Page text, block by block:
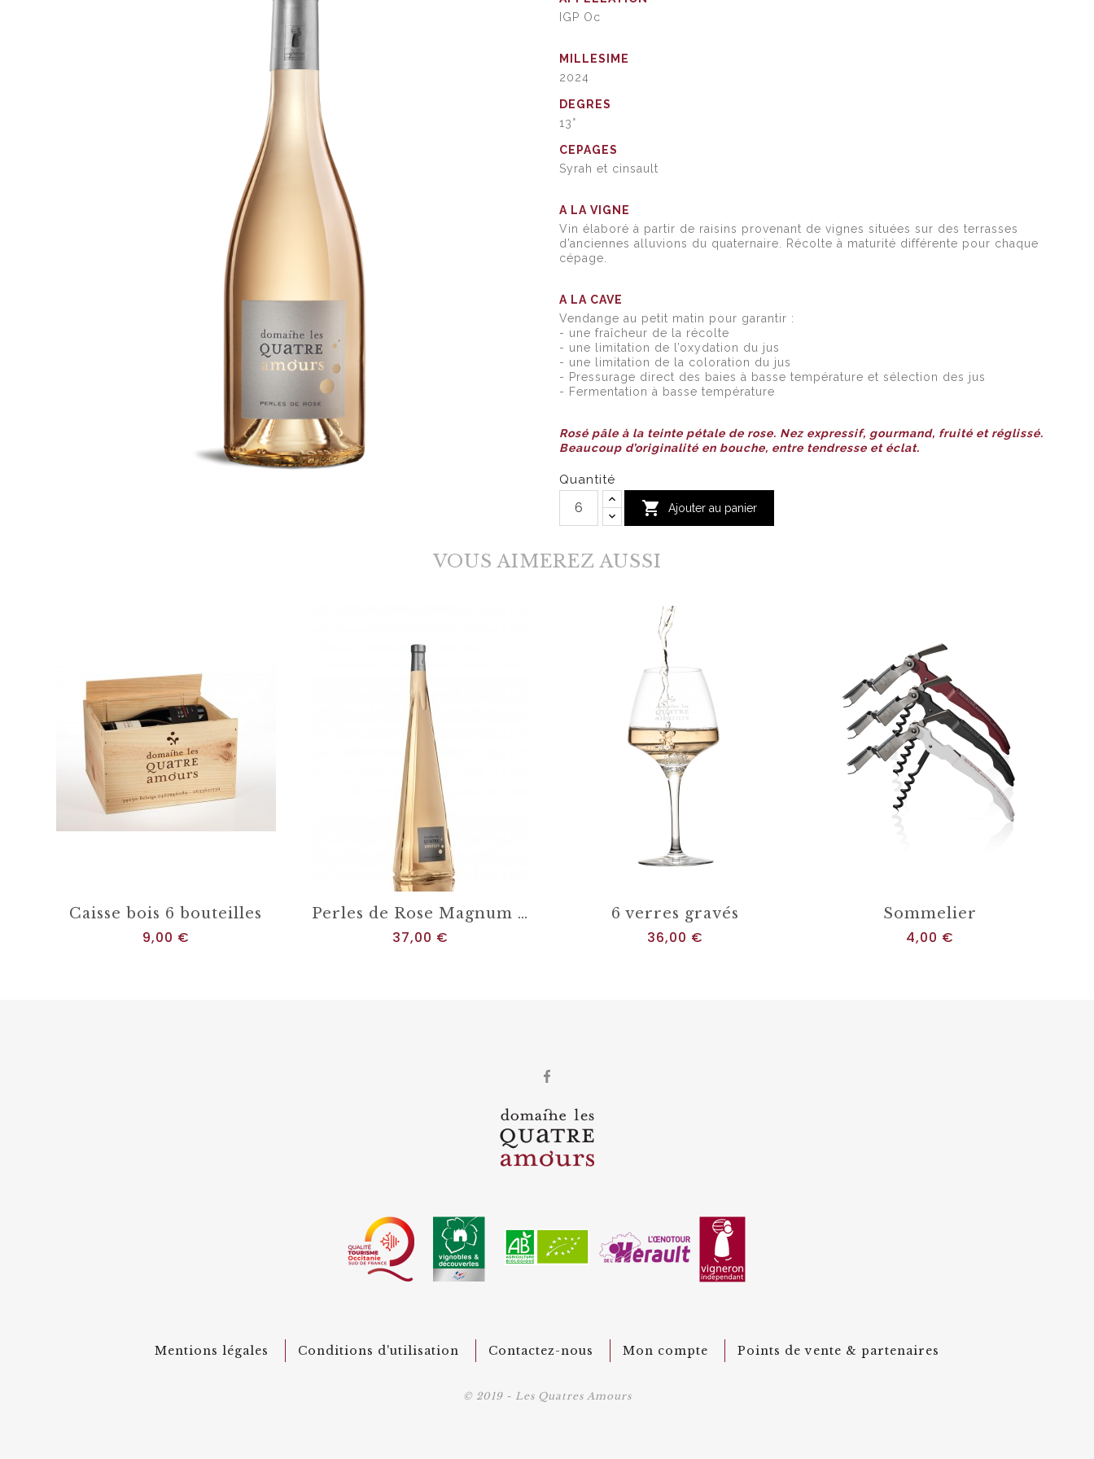
IGP Oc
MILLESIME
2024
DEGRES
13°
CEPAGES
Syrah et cinsault
A LA VIGNE
Vin élaboré à partir de raisins provenant de vignes situées sur des terrasses
d’anciennes alluvions du quaternaire. Récolte à maturité différente pour chaque
cépage.
A LA CAVE
Vendange au petit matin pour garantir :
- une fraîcheur de la récolte
- une limitation de l’oxydation du jus
- une limitation de la coloration du jus
- Pressurage direct des baies à basse température et sélection des jus
- Fermentation à basse température
Rosé pâle à la teinte pétale de rose. Nez expressif, gourmand, fruité et réglissé.
Beaucoup d’originalité en bouche, entre tendresse et éclat.
Quantité
 Ajouter au panier
VOUS AIMEREZ AUSSI
Caisse bois 6 bouteilles
9,00 €
Perles de Rose Magnum BIO - 2024
37,00 €
6 verres gravés
36,00 €
Sommelier
4,00 €
Mentions légales Conditions d'utilisation Contactez-nous Mon compte Points de vente & partenaires
© 2019 - Les Quatres Amours